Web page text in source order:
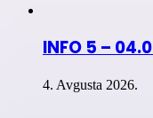
INFO 5 –
4. Avgusta 2026.